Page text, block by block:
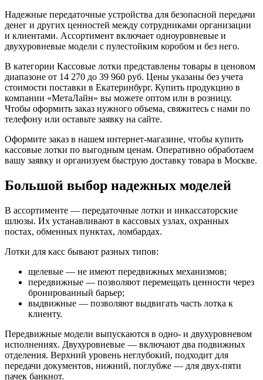
Надежные передаточные устройства для безопасной передачи
денег и других ценностей между сотрудниками организации
и клиентами. Ассортимент включает одноуровневые и
двухуровневые модели с пулестойким коробом и без него.
В категории Кассовые лотки представлены товары в ценовом
диапазоне от 14 270 до 39 960 руб. Цены указаны без учета
стоимости поставки в Екатеринбург. Купить продукцию в
компании «МетаЛайн» вы можете оптом или в розницу.
Чтобы оформить заказ нужного объема, свяжитесь с нами по
телефону или оставьте заявку на сайте.
Оформите заказ в нашем интернет-магазине, чтобы купить
кассовые лотки по выгодным ценам. Оперативно обработаем
вашу заявку и организуем быструю доставку товара в Москве.
Большой выбор надежных моделей
В ассортименте — передаточные лотки и инкассаторские
шлюзы. Их устанавливают в кассовых узлах, охранных
постах, обменных пунктах, ломбардах.
Лотки для касс бывают разных типов:
щелевые — не имеют передвижных механизмов;
передвижные — позволяют перемещать ценности через
бронированный барьер;
выдвижные — позволяют выдвигать часть лотка к
клиенту.
Передвижные модели выпускаются в одно- и двухуровневом
исполнениях. Двухуровневые — включают два подвижных
отделения. Верхний уровень неглубокий, подходит для
передачи документов, нижний, поглубже — для двух-пяти
пачек банкнот.